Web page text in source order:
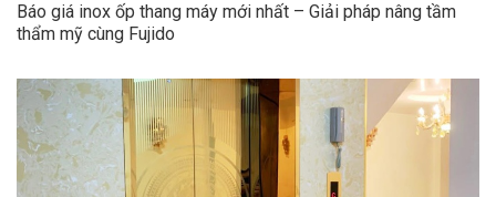
Báo giá inox ốp thang máy mới nhất – Giải pháp nâng tầm
thẩm mỹ cùng Fujido